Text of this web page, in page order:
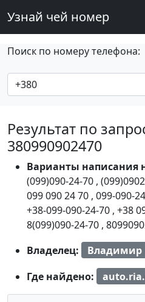
Узнай чей номер
Поиск по номеру телефона:
Результат по
380990902470
Варианты написания
(099)090-24-70 ,
099 090 24 70 , 099-090-
+38-099-090-24-70 , +38
8(099)090-24-70 ,
Владелец:
Владимир
Где найдено: